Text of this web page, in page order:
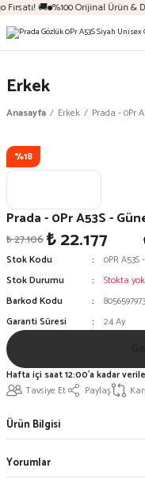
🚚 %100 Orijinal Ürün &
Erkek
Anasayfa Erkek Prada - 0Pr
%18
Prada - 0Pr A53S -
₺ 27.106₺ 22.177
Stok Kodu
0PR A53S
Stok Durumu
Stokta yok
Barkod Kodu
Garanti Süresi
24 Ay
Tavsiye Et Paylaş
Hafta içi saat 12:00'a kadar
Ürün Bilgisi
Yorumlar